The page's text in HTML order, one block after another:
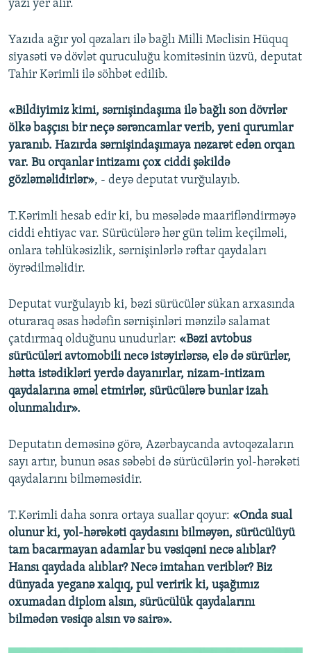
yazı yer alır.
Yazıda ağır yol qəzaları ilə bağlı Milli Məclisin Hüquq
siyasəti və dövlət quruculuğu komitəsinin üzvü, deputat
Tahir Kərimli ilə söhbət edilib.
«Bildiyimiz kimi, sərnişindaşıma ilə bağlı son dövrlər
ölkə başçısı bir neçə sərəncamlar verib, yeni qurumlar
yaranıb. Hazırda sərnişindaşımaya nəzarət edən orqan
var. Bu orqanlar intizamı çox ciddi şəkildə
gözləməlidirlər», - deyə deputat vurğulayıb.
T.Kərimli hesab edir ki, bu məsələdə maarifləndirməyə
ciddi ehtiyac var. Sürücülərə hər gün təlim keçilməli,
onlara təhlükəsizlik, sərnişinlərlə rəftar qaydaları
öyrədilməlidir.
Deputat vurğulayıb ki, bəzi sürücülər sükan arxasında
oturaraq əsas hədəfin sərnişinləri mənzilə salamat
çatdırmaq olduğunu unudurlar: «Bəzi avtobus
sürücüləri avtomobili necə istəyirlərsə, elə də sürürlər,
hətta istədikləri yerdə dayanırlar, nizam-intizam
qaydalarına əməl etmirlər, sürücülərə bunlar izah
olunmalıdır».
Deputatın deməsinə görə, Azərbaycanda avtoqəzaların
sayı artır, bunun əsas səbəbi də sürücülərin yol-hərəkəti
qaydalarını bilməməsidir.
T.Kərimli daha sonra ortaya suallar qoyur: «Onda sual
olunur ki, yol-hərəkəti qaydasını bilməyən, sürücülüyü
tam bacarmayan adamlar bu vəsiqəni necə alıblar?
Hansı qaydada alıblar? Necə imtahan veriblər? Biz
dünyada yeganə xalqıq, pul veririk ki, uşağımız
oxumadan diplom alsın, sürücülük qaydalarını
bilmədən vəsiqə alsın və sairə».